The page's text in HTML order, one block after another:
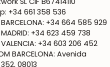
+34 661 358 536
+34 664 585 929
+34 623 459 738
+34 603 206 452
BARCELONA: Avenida
08013